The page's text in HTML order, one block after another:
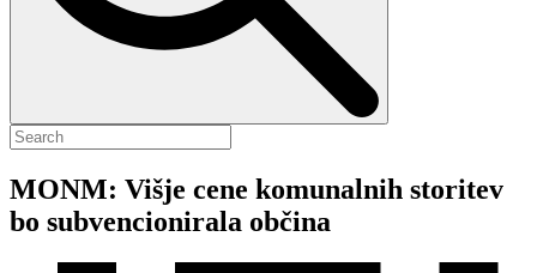
MONM: Višje cene komunalnih storitev
bo subvencionirala občina